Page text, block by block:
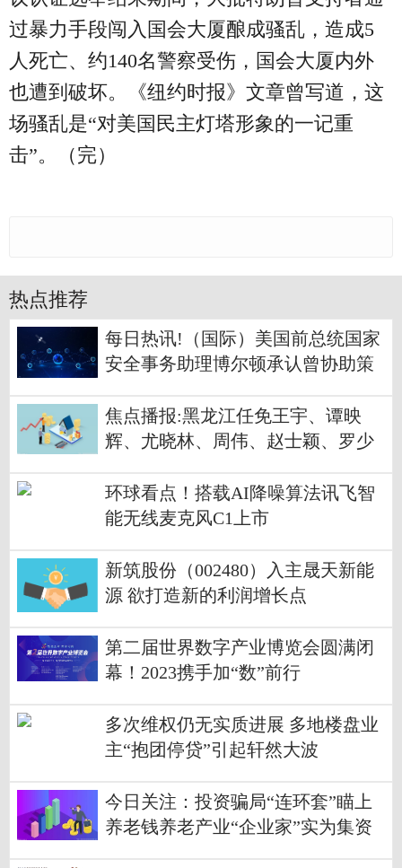
过暴力手段闯入国会大厦酿成骚乱，造成5
人死亡、约140名警察受伤，国会大厦内外
也遭到破坏。《纽约时报》文章曾写道，这
场骚乱是“对美国民主灯塔形象的一记重
击”。（完）
热点推荐
每日热讯!（国际）美国前总统国家
安全事务助理博尔顿承认曾协助策
焦点播报:黑龙江任免王宇、谭映
辉、尤晓林、周伟、赵士颖、罗少
环球看点！搭载AI降噪算法讯飞智
能无线麦克风C1上市
新筑股份（002480）入主晟天新能
源 欲打造新的利润增长点
第二届世界数字产业博览会圆满闭
幕！2023携手加“数”前行
多次维权仍无实质进展 多地楼盘业
主“抱团停贷”引起轩然大波
今日关注：投资骗局“连环套”瞄上
养老钱养老产业“企业家”实为集资